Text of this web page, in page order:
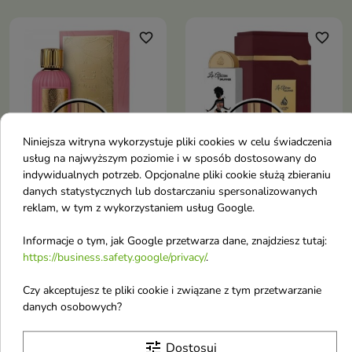

favorite_border
Paris Corner Qissa Pink
Odlewka Wody
perfumowanej dla
kobiet 10 ml
Qissa Pink – słodki, pudrowo-
kwiatowy, orientalno-waniliowy
zapach dla kobiet, idealny na
4,60 €

favorite_border
Lattafa Odlewka Wody
perfumowanej dla
kobiet La African
Drummer 10 ml
African Drummer – orientalno-
kwiatowy, zmysłowy zapach dla
eleganckimi kwiatami
7,30 €
Niniejsza witryna wykorzystuje pliki cookies w celu świadczenia
usług na najwyższym poziomie i w sposób dostosowany do
indywidualnych potrzeb. Opcjonalne pliki cookie służą zbieraniu
danych statystycznych lub dostarczaniu spersonalizowanych
reklam, w tym z wykorzystaniem usług Google.
Informacje o tym, jak Google przetwarza dane, znajdziesz tutaj:
https://business.safety.google/privacy/.
Czy akceptujesz te pliki cookie i związane z tym przetwarzanie
danych osobowych?
tune Dostosuj